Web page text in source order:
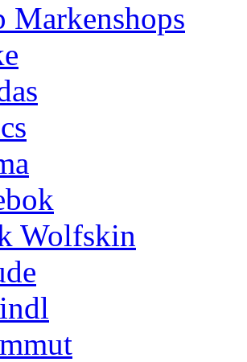
Markenshops
Wolfskin